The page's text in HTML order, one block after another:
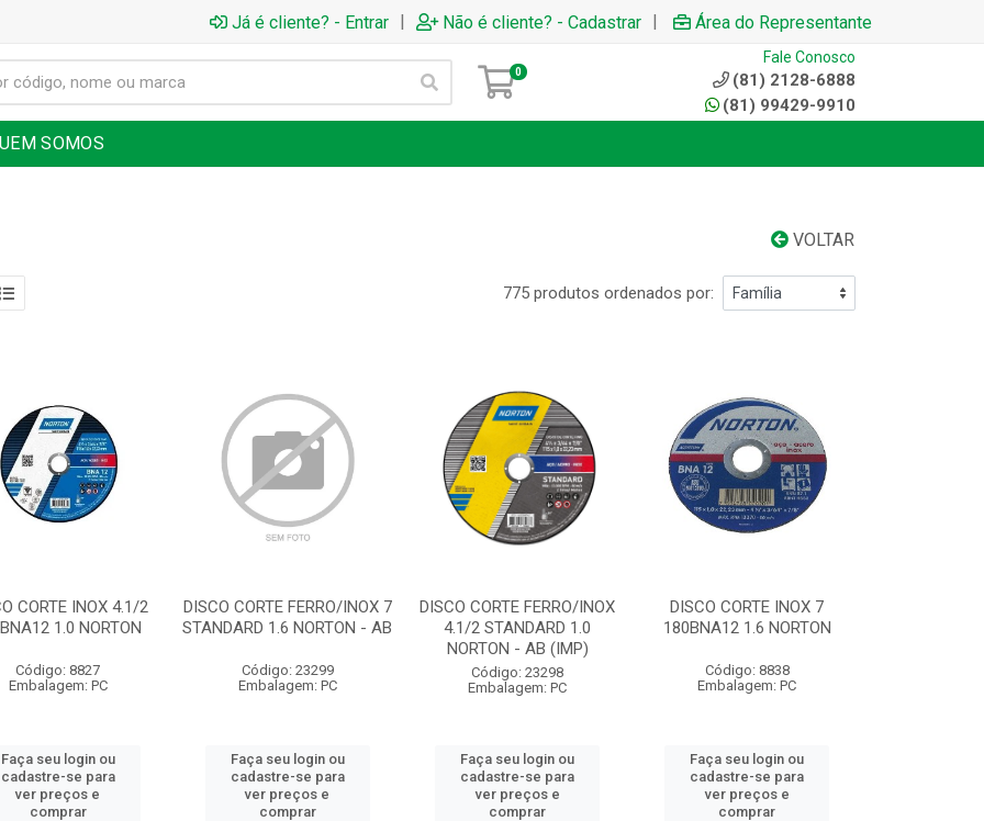
Já é cliente? - Entrar | Não é cliente? - Cadastrar | Área do Representante
0
Fale Conosco
(81) 2128-6888
(81) 99429-9910
SOMOS
VOLTAR
775 produtos ordenados por:
CORTE INOX 4.1/2
1.0 NORTON
Código: 8827
Embalagem: PC
Faça seu login ou
cadastre-se para
ver preços e
comprar
DISCO CORTE FERRO/INOX 7
STANDARD 1.6 NORTON - AB
Código: 23299
Embalagem: PC
Faça seu login ou
cadastre-se para
ver preços e
comprar
DISCO CORTE FERRO/INOX
4.1/2 STANDARD 1.0
NORTON - AB (IMP)
Código: 23298
Embalagem: PC
Faça seu login ou
cadastre-se para
ver preços e
comprar
DISCO CORTE INOX 7
180BNA12 1.6 NORTON
Código: 8838
Embalagem: PC
Faça seu login ou
cadastre-se para
ver preços e
comprar